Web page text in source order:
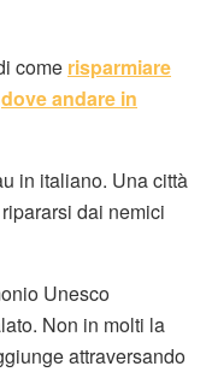
come risparmiare
dove andare in
in italiano. Una città
dai nemici
Unesco
Non in molti la
attraversando